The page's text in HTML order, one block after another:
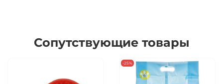
Сопутствующие товары
-25%